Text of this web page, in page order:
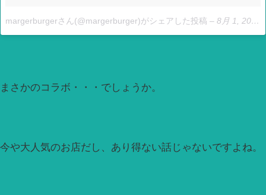
margerburgerさん(@margerburger)がシェアした投稿 – 8月 1, 2017 at 5:03午後 PDT
まさかのコラボ・・・でしょうか。
今や大人気のお店だし、あり得ない話じゃないですよね。